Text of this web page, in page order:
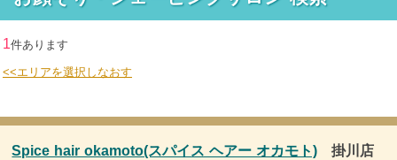
1件あります
<<エリアを選択しなおす
Spice hair okamoto(スパイス ヘアー オカモト) 掛川店